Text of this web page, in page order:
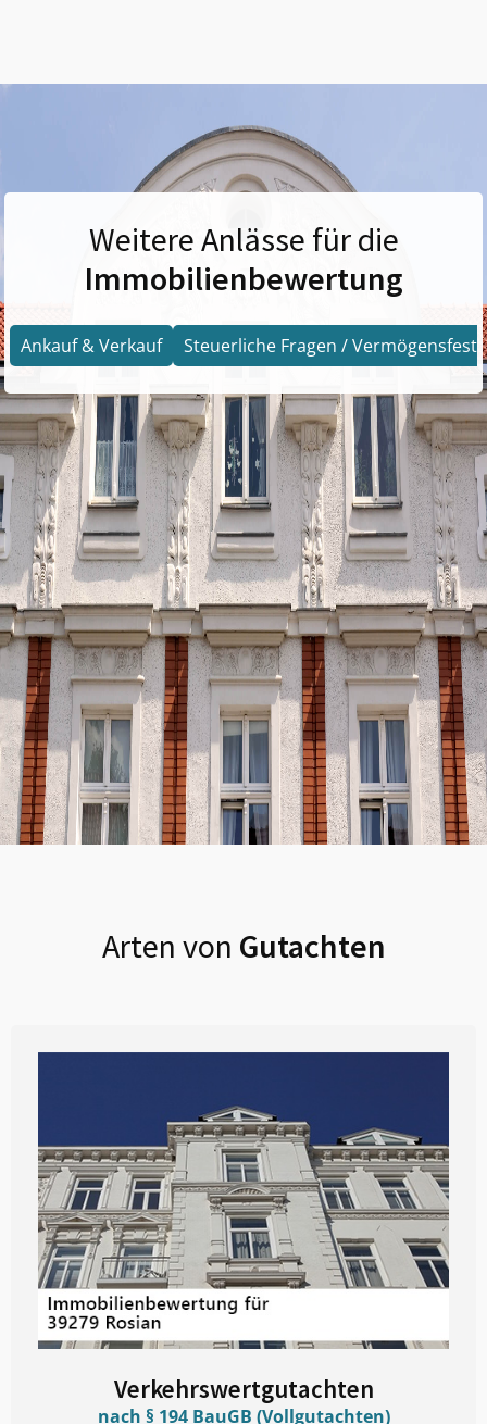
Weitere Anlässe für die
Immobilienbewertung
Ankauf & Verkauf Steuerliche Fragen /
Arten von Gutachten
Verkehrswertgutachten
nach § 194 BauGB (Vollgutachten)